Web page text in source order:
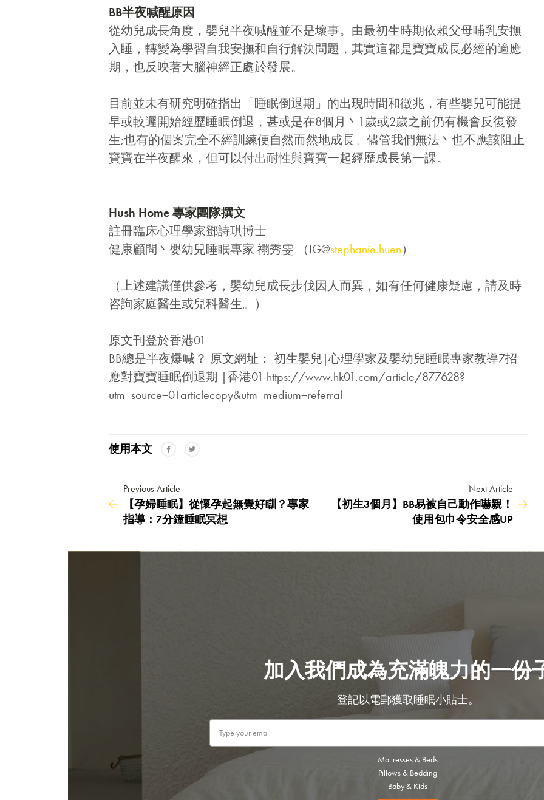
BB半夜喊醒原因
從幼兒成長角度，嬰兒半夜喊醒並不是壞事。由最初生時期依賴父母哺乳安撫
入睡，轉變為學習自我安撫和自行解決問題，其實這都是寶寶成長必經的適應
期，也反映著大腦神經正處於發展。
目前並未有研究明確指出「睡眠倒退期」的出現時間和徵兆，有些嬰兒可能提
早或較遲開始經歷睡眠倒退，甚或是在8個月丶1歲或2歲之前仍有機會反復發
生;也有的個案完全不經訓練便自然而然地成長。儘管我們無法丶也不應該阻止
寶寶在半夜醒來，但可以付出耐性與寶寶一起經歷成長第一課。
Hush Home 專家團隊撰文
註冊臨床心理學家鄧詩琪博士
健康顧問丶嬰幼兒睡眠專家 禤秀雯 （IG@stephanie.huen）
（上述建議僅供參考，嬰幼兒成長步伐因人而異，如有任何健康疑慮，請及時
咨詢家庭醫生或兒科醫生。）
原文刊登於香港01
BB總是半夜爆喊？ 原文網址： 初生嬰兒|心理學家及嬰幼兒睡眠專家教導7招
應對寶寶睡眠倒退期 |香港01 https://www.hk01.com/article/877628?
utm_source=01articlecopy&utm_medium=referral
使用本文
Previous Article
【孕婦睡眠】從懷孕起無覺好瞓？專家
指導：7分鐘睡眠冥想
Next Article
【初生3個月】BB易被自己動作嚇親！
使用包巾令安全感UP
加入我們成為充滿魄力的一份
登記以電郵獲取睡眠小貼士。
Mattresses & Beds
Pillows & Bedding
Baby & Kids
賞你床褥&床架$1000
優惠!